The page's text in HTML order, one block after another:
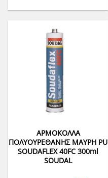
ΑΡΜΟΚΟΛΛΑ
ΠΟΛΥΟΥΡΕΘΑΝΗΣ ΜΑΥΡΗ PU
SOUDAFLEX 40FC 300ml
SOUDAL